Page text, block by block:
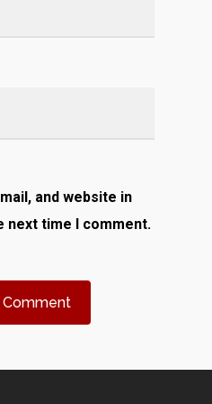
and website in
time I comment.